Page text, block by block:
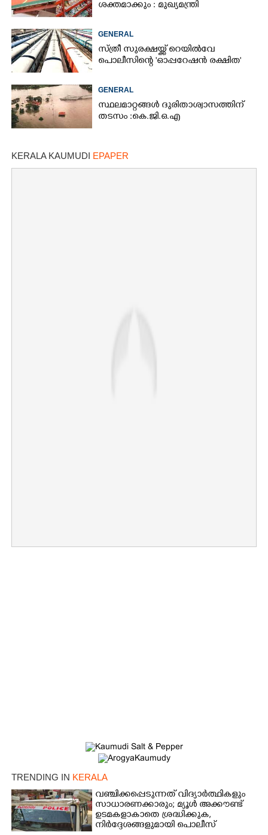
ശക്തമാക്കും : മുഖ്യമന്ത്രി
GENERAL
സ്ത്രീ സുരക്ഷയ്ക്ക് റെയിൽവേ
പൊലീസിന്റെ 'ഓപ്പറേഷൻ രക്ഷിത'
GENERAL
സ്ഥലമാറ്റങ്ങൾ ദുരിതാശ്വാസത്തിന്
തടസം :കെ.ജി.ഒ.എ
KERALA KAUMUDI EPAPER
TRENDING IN KERALA
വഞ്ചിക്കപ്പെടുന്നത് വിദ്യാർത്ഥികളും
സാധാരണക്കാരും; മ്യൂൾ അക്കൗണ്ട്
ഉടമകളാകാതെ ശ്രദ്ധിക്കുക,
നിർദ്ദേശങ്ങളുമായി പൊലീസ്